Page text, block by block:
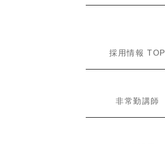
採用情報 TOP
非常勤講師